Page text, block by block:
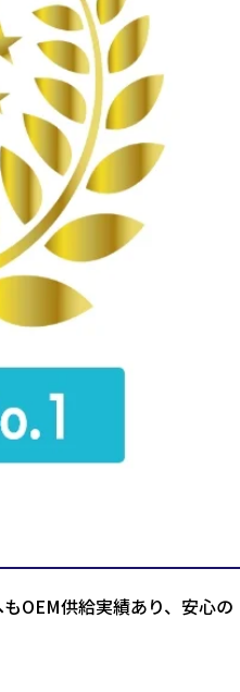
OEM供給実績あり、安心の